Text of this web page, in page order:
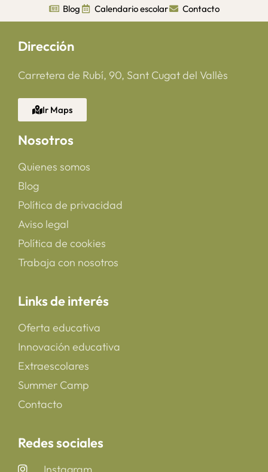
Blog Calendario escolar Contacto
Dirección
Carretera de Rubí, 90, Sant Cugat del Vallès
Ir Maps
Nosotros
Quienes somos
Blog
Política de privacidad
Aviso legal
Política de cookies
Trabaja con nosotros
Links de interés
Oferta educativa
Innovación educativa
Extraescolares
Summer Camp
Contacto
Redes sociales
Instagram